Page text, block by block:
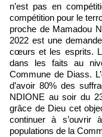
n’est pas en
compétition pour le
proche de Mamadou
2022 est une
cœurs et les esprits.
dans les faits au
Commune de Diass.
d’avoir 80% des
NDIONE au soir du
grâce de Dieu cet
continuer à s’ouvrir
populations de la